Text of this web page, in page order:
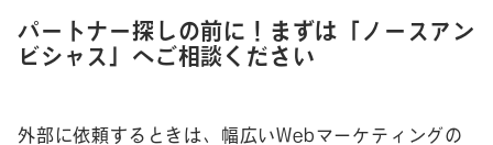
パートナー探しの前に！まずは「ノースアン
ビシャス」へご相談ください
外部に依頼するときは、幅広いWebマーケティングの